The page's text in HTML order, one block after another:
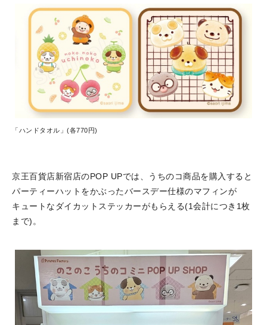
「ハンドタオル」(各770円)
京王百貨店新宿店のPOP UPでは、うちのコ商品を購入すると
パーティーハットをかぶったバースデー仕様のマフィンが
キュートなダイカットステッカーがもらえる(1会計につき1枚
まで)。